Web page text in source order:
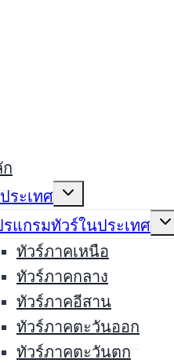
ระเทศ
Expand
รแกรมทัวร์ในประเทศ
ทัวร์ภาคเหนือ
ทัวร์ภาคกลาง
ทัวร์ภาคอีสาน
ทัวร์ภาคตะวันออก
ทัวร์ภาคตะวันตก